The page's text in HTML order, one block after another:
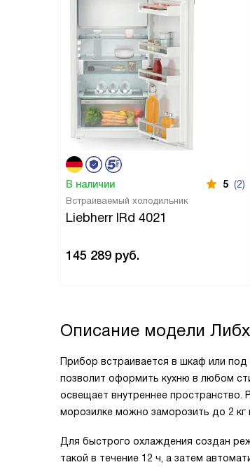
В наличии 5 (2)
Встраиваемый холодильник
Liebherr IRd 4021
145 289 руб.
Описание модели
Прибор встраивается в шкаф или
позволит оформить кухню в любом
освещает внутреннее пространство.
морозилке можно заморозить до 2 кг
Для быстрого охлаждения создан
такой в течение 12 ч, а затем